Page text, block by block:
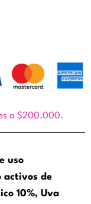
a $200.000.
uso
activos de
10%, Uva